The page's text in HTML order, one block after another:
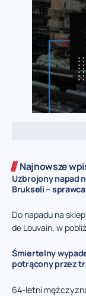
Najnowsze
Uzbrojony napad
Brukseli –
Do napadu na
de Louvain, w
Śmiertelny
potrącony przez
64-letni